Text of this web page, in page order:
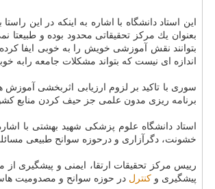
این استاد دانشگاه با اشاره به اینكه در این
بعنوان یك مركز تحقیقاتی محدود بوده و
بتوانند نقش آموزشی خویش را به خوبی ایفا
اندازه ای نیست كه بتواند مشكلات جامعه رابه
سوری با تاكید بر لزوم ارزیابی اثربخشی
برنامه ریزی مدون علمی جز حیف كردن منابع
استاد دانشگاه علوم پزشكی شهید بهشتی با
خشونت، دگرآزاری و درحوزه سوانح طبیعی
رییس مركز تحقیقات ارتقا، ایمنی و پیشگیری از
پیشگیری و كنترل در حوزه سوانح و مصدومیت